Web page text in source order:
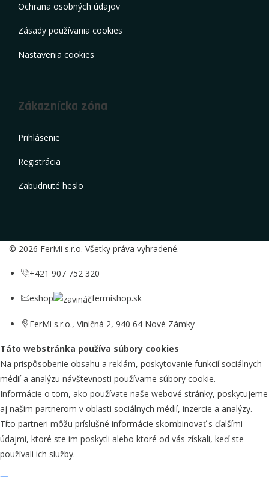
Ochrana osobných údajov
Zásady používania cookies
Nastavenia cookies
Zákaznícka zóna
Prihlásenie
Registrácia
Zabudnuté heslo
© 2026 FerMi s.r.o. Všetky práva vyhradené.
+421 907 752 320
eshop fermishop.sk
FerMi s.r.o., Viničná 2, 940 64 Nové Zámky
Táto webstránka používa súbory cookies
Na prispôsobenie obsahu a reklám, poskytovanie funkcií sociálnych
médií a analýzu návštevnosti používame súbory cookie.
Informácie o tom, ako používate naše webové stránky, poskytujeme
aj našim partnerom v oblasti sociálnych médií, inzercie a analýzy.
Títo partneri môžu príslušné informácie skombinovať s ďalšími
údajmi, ktoré ste im poskytli alebo ktoré od vás získali, keď ste
používali ich služby.